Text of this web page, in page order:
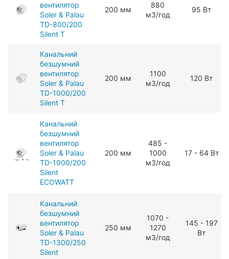
вентилятор
Soler & Palau
TD-800/200
Silent T
200 мм
880
мЗ/год
95 Вт
Канальний
безшумний
вентилятор
Soler & Palau
TD-1000/200
Silent T
200 мм
1100
мЗ/год
120 Вт
Канальний
безшумний
вентилятор
Soler & Palau
TD-1000/200
Silent
ECOWATT
200 мм
485 -
1000
мЗ/год
17 - 64 Вт
Канальний
безшумний
вентилятор
Soler & Palau
TD-1300/250
Silent
250 мм
1070 -
1270
мЗ/год
145 - 197
Вт